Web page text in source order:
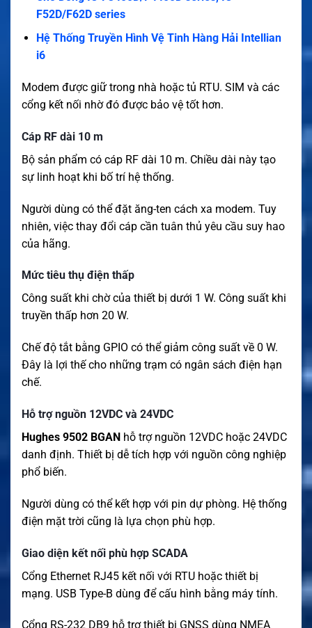
F52D/F62D series
Hệ Thống Truyền Hình Vệ Tinh Hàng Hải Intellian
i6
Modem được giữ trong nhà hoặc tủ RTU. SIM và các
cổng kết nối nhờ đó được bảo vệ tốt hơn.
Cáp RF dài 10 m
Bộ sản phẩm có cáp RF dài 10 m. Chiều dài này tạo
sự linh hoạt khi bố trí hệ thống.
Người dùng có thể đặt ăng-ten cách xa modem. Tuy
nhiên, việc thay đổi cáp cần tuân thủ yêu cầu suy hao
của hãng.
Mức tiêu thụ điện thấp
Công suất khi chờ của thiết bị dưới 1 W. Công suất khi
truyền thấp hơn 20 W.
Chế độ tắt bằng GPIO có thể giảm công suất về 0 W.
Đây là lợi thế cho những trạm có ngân sách điện hạn
chế.
Hỗ trợ nguồn 12VDC và 24VDC
Hughes 9502 BGAN hỗ trợ nguồn 12VDC hoặc 24VDC
danh định. Thiết bị dễ tích hợp với nguồn công nghiệp
phổ biến.
Người dùng có thể kết hợp với pin dự phòng. Hệ thống
điện mặt trời cũng là lựa chọn phù hợp.
Giao diện kết nối phù hợp SCADA
Cổng Ethernet RJ45 kết nối với RTU hoặc thiết bị
mạng. USB Type-B dùng để cấu hình bằng máy tính.
Cổng RS-232 DB9 hỗ trợ thiết bị GNSS dùng NMEA